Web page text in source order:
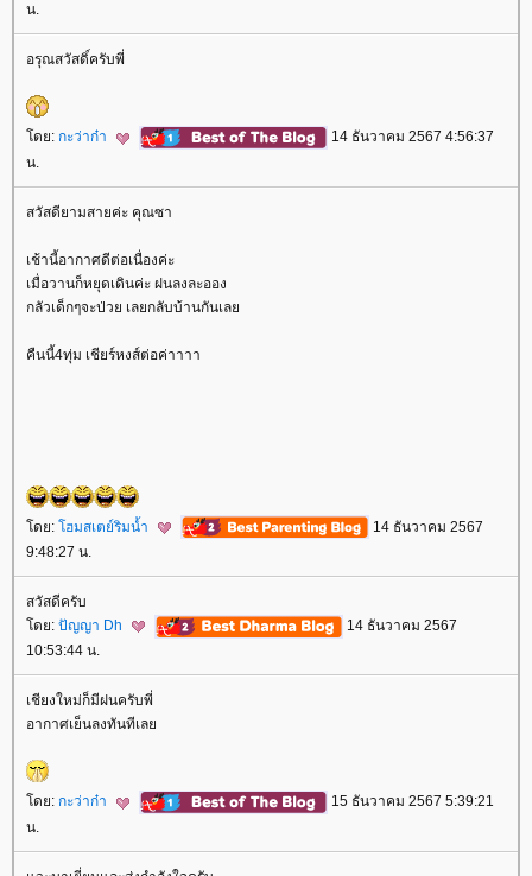
น.
อรุณสวัสดิ์ครับพี่
ดย: กะว่าก๋า
14 ธันวาคม 2567 4:56:37
น.
สวัสดียามสายค่ะ คุณซา
เช้านี้อากาศดีต่อเนื่องค่ะ
เมื่อวานก็หยุดเดินค่ะ ฝนลงละออง
กลัวเด็กๆจะป่วย เลยกลับบ้านกันเล
คืนนี้4ทุ่ม เชียร์หงส์ต่อค่าาาา
ดย: ฮมสเตย์ริมน้ำ
14 ธันวาคม 2567
9:48:27 น.
สวัสดีครับ
ดย: ปัญญา Dh
14 ธันวาคม 2567
10:53:44 น.
เชียงใหม่ก็มีฝนครับพี่
อากาศเย็นลงทันทีเล
ดย: กะว่าก๋า
15 ธันวาคม 2567 5:39:21
น.